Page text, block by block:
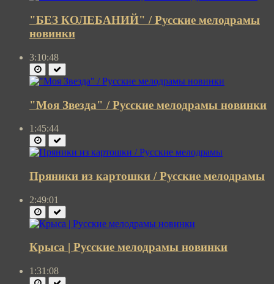
"БЕЗ КОЛЕБАНИЙ" / Русские мелодрамы
новинки
3:10:48
"Моя Звезда" / Русские мелодрамы новинки
1:45:44
Пряники из картошки / Русские мелодрамы
2:49:01
Крыса | Русские мелодрамы новинки
1:31:08